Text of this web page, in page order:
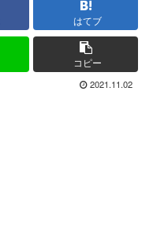
はてブ
コピー
2021.11.02